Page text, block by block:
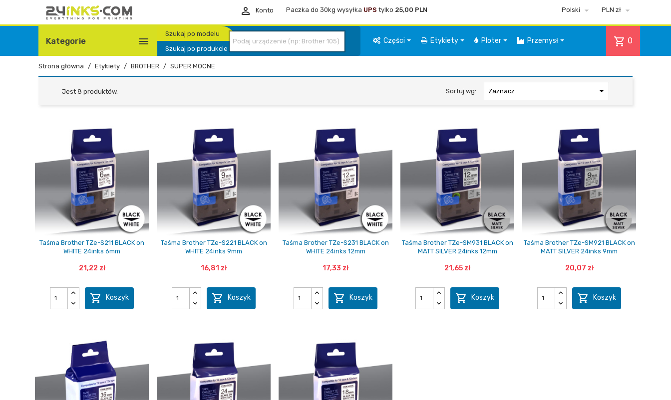
 Konto Paczka do 30kg wysyłka UPS tylko 25,00 PLN Polski  PLN zł 
Kategorie 
Szukaj po modelu
Szukaj po produkcie
shopping_cart 0
Części Etykiety Ploter Przemysł
Strona główna Etykiety BROTHER SUPER MOCNE
Jest 8 produktów. Sortuj wg: Zaznacz 
Taśma Brother TZe-S211 BLACK on
WHITE 24inks 6mm
21,22 zł
 Koszyk
Taśma Brother TZe-S221 BLACK on
WHITE 24inks 9mm
16,81 zł
 Koszyk
Taśma Brother TZe-S231 BLACK on
WHITE 24inks 12mm
17,33 zł
 Koszyk
Taśma Brother TZe-SM931 BLACK on
MATT SILVER 24inks 12mm
21,65 zł
 Koszyk
Taśma Brother TZe-SM921 BLACK on
MATT SILVER 24inks 9mm
20,07 zł
 Koszyk